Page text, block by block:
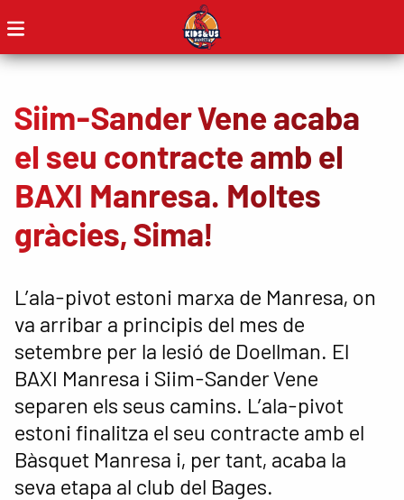
Siim-Sander Vene acaba
el seu contracte amb el
BAXI Manresa. Moltes
gràcies, Sima!
L’ala-pivot estoni marxa de Manresa, on
va arribar a principis del mes de
setembre per la lesió de Doellman. El
BAXI Manresa i Siim-Sander Vene
separen els seus camins. L’ala-pivot
estoni finalitza el seu contracte amb el
Bàsquet Manresa i, per tant, acaba la
seva etapa al club del Bages.